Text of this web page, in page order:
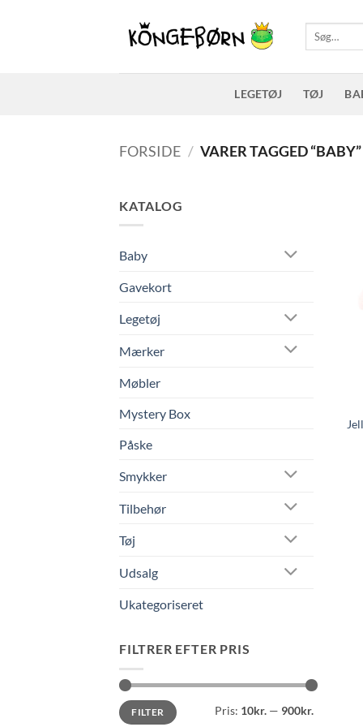
Søg
efter:
LEGETØJ TØJ
FORSIDE / VARER TAGGED “BABY”
KATALOG
Baby
Gavekort
Legetøj
Mærker
Møbler
Mystery Box
Påske
Smykker
Tilbehør
Tøj
Udsalg
Ukategoriseret
FILTRER EFTER PRIS
Mindste
pris
Højeste
prisFILTER Pris: 10kr. — 900kr.